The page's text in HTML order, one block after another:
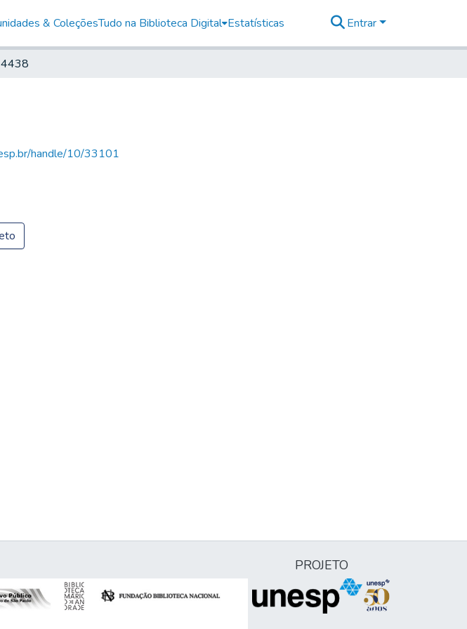
& ColeçõesTudo na Biblioteca Digital Estatísticas Entrar
4438
handle/10/33101
PROJETO